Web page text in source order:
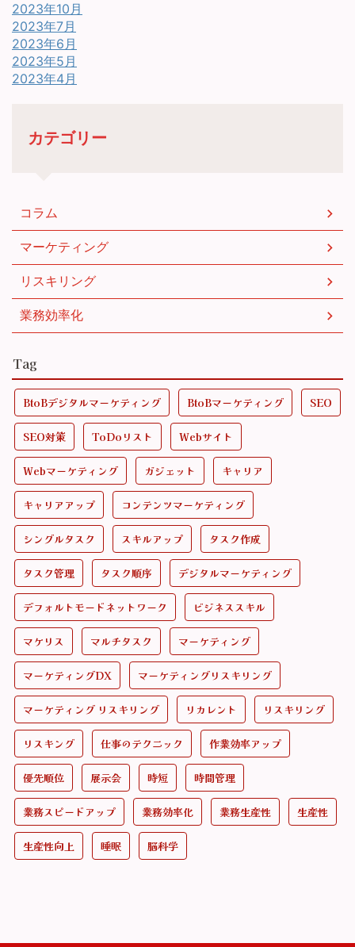
2023年10月
2023年7月
2023年6月
2023年5月
2023年4月
カテゴリー
コラム
マーケティング
リスキリング
業務効率化
Tag
BtoBデジタルマーケティング BtoBマーケティング SEO
SEO対策 ToDoリスト Webサイト
Webマーケティング ガジェット キャリア
キャリアアップ コンテンツマーケティング
シングルタスク スキルアップ タスク作成
タスク管理 タスク順序 デジタルマーケティング
デフォルトモードネットワーク ビジネススキル
マケリス マルチタスク マーケティング
マーケティングDX マーケティングリスキリング
マーケティング リスキリング リカレント リスキリング
リスキング 仕事のテクニック 作業効率アップ
優先順位 展示会 時短 時間管理
業務スピードアップ 業務効率化 業務生産性 生産性
生産性向上 睡眠 脳科学